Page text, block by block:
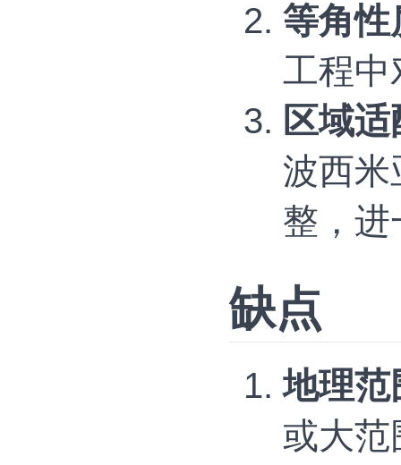
等角性
工程中
区域
波西米
整，进
缺点
地理范
或大范